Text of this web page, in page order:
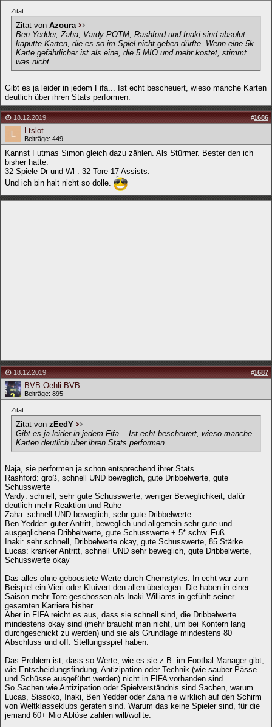
Zitat:
Zitat von Azoura
Ben Yedder, Zaha, Vardy POTM, Rashford und Inaki sind absolut
kaputte Karten, die es so im Spiel nicht geben dürfte. Wenn eine 5k
Karte gefährlicher ist als eine, die 5 MIO und mehr kostet, stimmt
was nicht.
Gibt es ja leider in jedem Fifa... Ist echt bescheuert, wieso manche Karten
deutlich über ihren Stats performen.
18.12.2019 #1686
Ltslot
Beiträge: 449
Kannst Futmas Simon gleich dazu zählen. Als Stürmer. Bester den ich
bisher hatte.
32 Spiele Dr und Wl . 32 Tore 17 Assists.
Und ich bin halt nicht so dolle.
18.12.2019 #1687
BVB-Oehli-BVB
Beiträge: 895
Zitat:
Zitat von zEedY
Gibt es ja leider in jedem Fifa... Ist echt bescheuert, wieso manche
Karten deutlich über ihren Stats performen.
Naja, sie performen ja schon entsprechend ihrer Stats.
Rashford: groß, schnell UND beweglich, gute Dribbelwerte, gute
Schusswerte
Vardy: schnell, sehr gute Schusswerte, weniger Beweglichkeit, dafür
deutlich mehr Reaktion und Ruhe
Zaha: schnell UND beweglich, sehr gute Dribbelwerte
Ben Yedder: guter Antritt, beweglich und allgemein sehr gute und
ausgeglichene Dribbelwerte, gute Schusswerte + 5* schw. Fuß
Inaki: sehr schnell, Dribbelwerte okay, gute Schusswerte, 85 Stärke
Lucas: kranker Antritt, schnell UND sehr beweglich, gute Dribbelwerte,
Schusswerte okay
Das alles ohne geboostete Werte durch Chemstyles. In echt war zum
Beispiel ein Vieri oder Kluivert den allen überlegen. Die haben in einer
Saison mehr Tore geschossen als Inaki Williams in gefühlt seiner
gesamten Karriere bisher.
Aber in FIFA reicht es aus, dass sie schnell sind, die Dribbelwerte
mindestens okay sind (mehr braucht man nicht, um bei Kontern lang
durchgeschickt zu werden) und sie als Grundlage mindestens 80
Abschluss und off. Stellungsspiel haben.
Das Problem ist, dass so Werte, wie es sie z.B. im Footbal Manager gibt,
wie Entscheidungsfindung, Antizipation oder Technik (wie sauber Pässe
und Schüsse ausgeführt werden) nicht in FIFA vorhanden sind.
So Sachen wie Antizipation oder Spielverständnis sind Sachen, warum
Lucas, Sissoko, Inaki, Ben Yedder oder Zaha nie wirklich auf den Schirm
von Weltklasseklubs geraten sind. Warum das keine Spieler sind, für die
jemand 60+ Mio Ablöse zahlen will/wollte.